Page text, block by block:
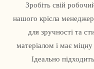
Зробіть свій
нашого крісла
для зручності та
матеріалом і має
Ідеально